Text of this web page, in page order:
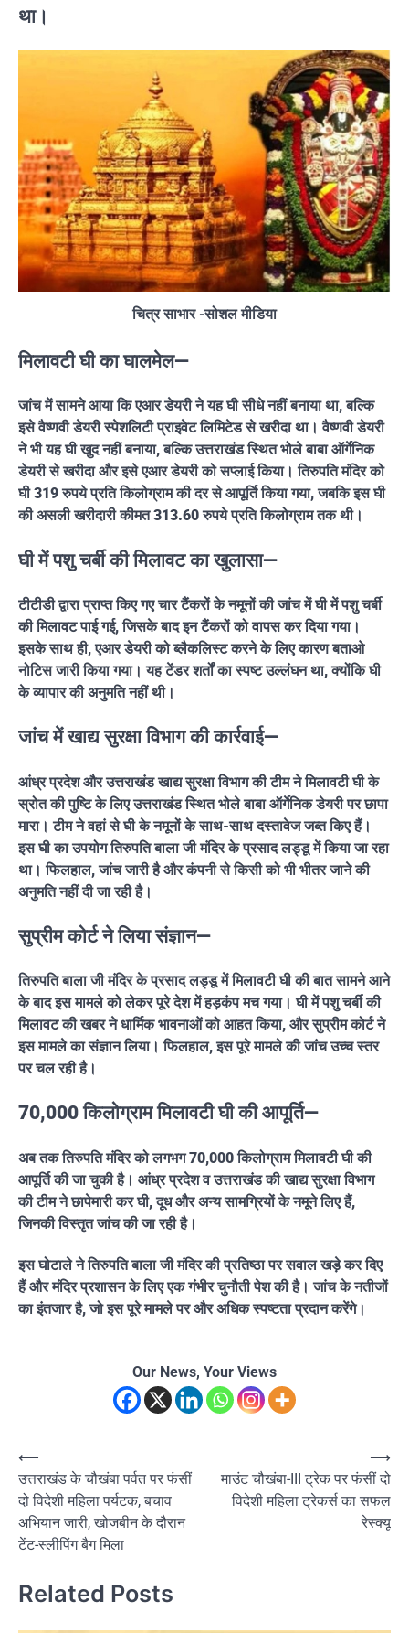
था।
चित्र साभार -सोशल मीडिया
मिलावटी घी का घालमेल—
जांच में सामने आया कि एआर डेयरी ने यह घी सीधे नहीं बनाया था, बल्कि
इसे वैष्णवी डेयरी स्पेशलिटी प्राइवेट लिमिटेड से खरीदा था। वैष्णवी डेयरी
ने भी यह घी खुद नहीं बनाया, बल्कि उत्तराखंड स्थित भोले बाबा ऑर्गेनिक
डेयरी से खरीदा और इसे एआर डेयरी को सप्लाई किया। तिरुपति मंदिर को
घी 319 रुपये प्रति किलोग्राम की दर से आपूर्ति किया गया, जबकि इस घी
की असली खरीदारी कीमत 313.60 रुपये प्रति किलोग्राम तक थी।
घी में पशु चर्बी की मिलावट का खुलासा—
टीटीडी द्वारा प्राप्त किए गए चार टैंकरों के नमूनों की जांच में घी में पशु चर्बी
की मिलावट पाई गई, जिसके बाद इन टैंकरों को वापस कर दिया गया।
इसके साथ ही, एआर डेयरी को ब्लैकलिस्ट करने के लिए कारण बताओ
नोटिस जारी किया गया। यह टेंडर शर्तों का स्पष्ट उल्लंघन था, क्योंकि घी
के व्यापार की अनुमति नहीं थी।
जांच में खाद्य सुरक्षा विभाग की कार्रवाई—
आंध्र प्रदेश और उत्तराखंड खाद्य सुरक्षा विभाग की टीम ने मिलावटी घी के
स्रोत की पुष्टि के लिए उत्तराखंड स्थित भोले बाबा ऑर्गेनिक डेयरी पर छापा
मारा। टीम ने वहां से घी के नमूनों के साथ-साथ दस्तावेज जब्त किए हैं।
इस घी का उपयोग तिरुपति बाला जी मंदिर के प्रसाद लड्डू में किया जा रहा
था। फिलहाल, जांच जारी है और कंपनी से किसी को भी भीतर जाने की
अनुमति नहीं दी जा रही है।
सुप्रीम कोर्ट ने लिया संज्ञान—
तिरुपति बाला जी मंदिर के प्रसाद लड्डू में मिलावटी घी की बात सामने आने
के बाद इस मामले को लेकर पूरे देश में हड़कंप मच गया। घी में पशु चर्बी की
मिलावट की खबर ने धार्मिक भावनाओं को आहत किया, और सुप्रीम कोर्ट ने
इस मामले का संज्ञान लिया। फिलहाल, इस पूरे मामले की जांच उच्च स्तर
पर चल रही है।
70,000 किलोग्राम मिलावटी घी की आपूर्ति—
अब तक तिरुपति मंदिर को लगभग 70,000 किलोग्राम मिलावटी घी की
आपूर्ति की जा चुकी है। आंध्र प्रदेश व उत्तराखंड की खाद्य सुरक्षा विभाग
की टीम ने छापेमारी कर घी, दूध और अन्य सामग्रियों के नमूने लिए हैं,
जिनकी विस्तृत जांच की जा रही है।
इस घोटाले ने तिरुपति बाला जी मंदिर की प्रतिष्ठा पर सवाल खड़े कर दिए
हैं और मंदिर प्रशासन के लिए एक गंभीर चुनौती पेश की है। जांच के नतीजों
का इंतजार है, जो इस पूरे मामले पर और अधिक स्पष्टता प्रदान करेंगे।
Our News, Your Views
Post
navigation
⟵
उत्तराखंड के चौखंबा पर्वत पर फंसीं
दो विदेशी महिला पर्यटक, बचाव
अभियान जारी, खोजबीन के दौरान
टेंट-स्लीपिंग बैग मिला
माउंट चौखंबा-III ट्रेक पर फंसीं दो
विदेशी महिला ट्रेकर्स का सफल
रेस्क्यू
⟶
Related Posts